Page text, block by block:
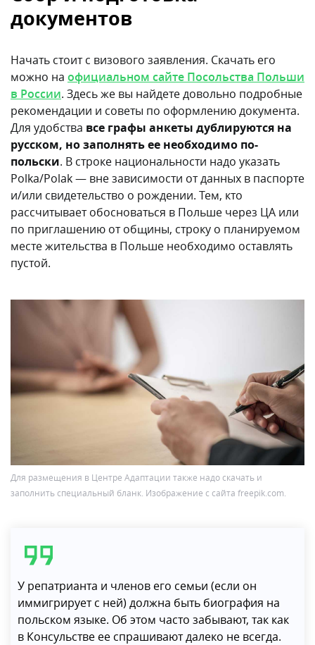
документов
Начать стоит с визового заявления. Скачать его
можно на официальном сайте Посольства Польши
в России. Здесь же вы найдете довольно подробные
рекомендации и советы по оформлению документа.
Для удобства все графы анкеты дублируются на
русском, но заполнять ее необходимо по-
польски. В строке национальности надо указать
Polka/Polak — вне зависимости от данных в паспорте
и/или свидетельство о рождении. Тем, кто
рассчитывает обосноваться в Польше через ЦА или
по приглашению от общины, строку о планируемом
месте жительства в Польше необходимо оставлять
пустой.
Для размещения в Центре Адаптации также надо скачать и
заполнить специальный бланк. Изображение с сайта freepik.com.
У репатрианта и членов его семьи (если он
иммигрирует с ней) должна быть биография на
польском языке. Об этом часто забывают, так как
в Консульстве ее спрашивают далеко не всегда.